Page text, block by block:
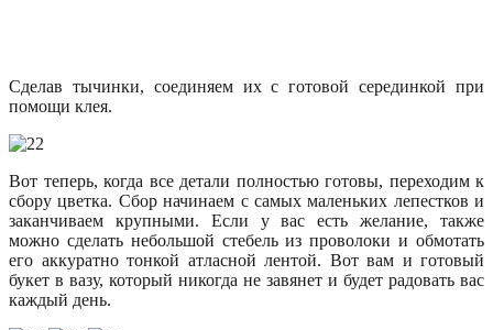
Сделав тычинки, соединяем их с готовой серединкой при
помощи клея.
Вот теперь, когда все детали полностью готовы, переходим к
сбору цветка. Сбор начинаем с самых маленьких лепестков и
заканчиваем крупными. Если у вас есть желание, также
можно сделать небольшой стебель из проволоки и обмотать
его аккуратно тонкой атласной лентой. Вот вам и готовый
букет в вазу, который никогда не завянет и будет радовать вас
каждый день.